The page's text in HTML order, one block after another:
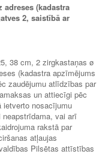
adreses (kadastra
2, saistībā ar
38 cm, 2 zirgkastaņas ø
(kadastra apzīmējums
zaudējumu atlīdzības par
un attiecīgi pēc
ietverto nosacījumu
vai arī
rakstā par
atļaujas
Pilsētas attīstības